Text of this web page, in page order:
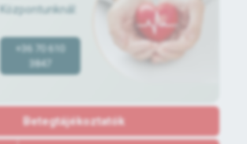
Központunknál:
+36 70 610
3847
Betegtájékoztatók